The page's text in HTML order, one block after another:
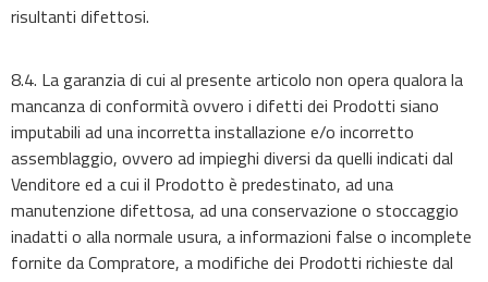
risultanti difettosi.
8.4. La garanzia di cui al presente articolo non opera qualora la
mancanza di conformità ovvero i difetti dei Prodotti siano
imputabili ad una incorretta installazione e/o incorretto
assemblaggio, ovvero ad impieghi diversi da quelli indicati dal
Venditore ed a cui il Prodotto è predestinato, ad una
manutenzione difettosa, ad una conservazione o stoccaggio
inadatti o alla normale usura, a informazioni false o incomplete
fornite da Compratore, a modifiche dei Prodotti richieste dal